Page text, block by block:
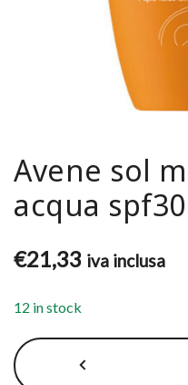
Avene sol
acqua
€21,33 iva inclusa
12 in stock